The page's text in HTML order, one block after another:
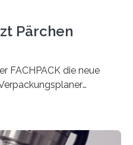
Pärchen
FACHPACK die neue
in der Zulieferindustrie.
Die Anordnung kann